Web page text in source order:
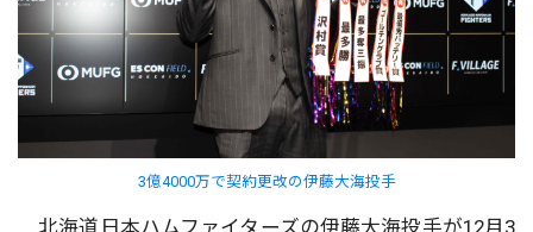
3億4000万で契約更改の伊藤大海投手